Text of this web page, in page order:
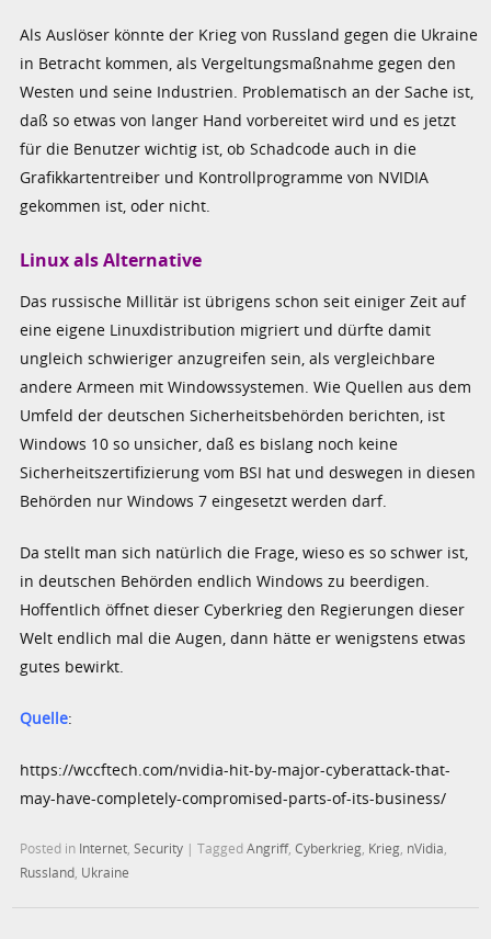
Als Auslöser könnte der Krieg von Russland gegen die Ukraine
in Betracht kommen, als Vergeltungsmaßnahme gegen den
Westen und seine Industrien. Problematisch an der Sache ist,
daß so etwas von langer Hand vorbereitet wird und es jetzt
für die Benutzer wichtig ist, ob Schadcode auch in die
Grafikkartentreiber und Kontrollprogramme von NVIDIA
gekommen ist, oder nicht.
Linux als Alternative
Das russische Millitär ist übrigens schon seit einiger Zeit auf
eine eigene Linuxdistribution migriert und dürfte damit
ungleich schwieriger anzugreifen sein, als vergleichbare
andere Armeen mit Windowssystemen. Wie Quellen aus dem
Umfeld der deutschen Sicherheitsbehörden berichten, ist
Windows 10 so unsicher, daß es bislang noch keine
Sicherheitszertifizierung vom BSI hat und deswegen in diesen
Behörden nur Windows 7 eingesetzt werden darf.
Da stellt man sich natürlich die Frage, wieso es so schwer ist,
in deutschen Behörden endlich Windows zu beerdigen.
Hoffentlich öffnet dieser Cyberkrieg den Regierungen dieser
Welt endlich mal die Augen, dann hätte er wenigstens etwas
gutes bewirkt.
Quelle:
https://wccftech.com/nvidia-hit-by-major-cyberattack-that-
may-have-completely-compromised-parts-of-its-business/
Posted in Internet ,Security |TaggedAngriff,Cyberkrieg Krieg nVidia
Russland Ukraine